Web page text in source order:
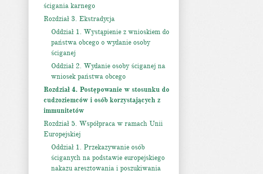
ścigania karnego
Rozdział 3. Ekstradycja
Oddział 1. Wystąpienie z wnioskiem do
państwa obcego o wydanie osoby
ściganej
Oddział 2. Wydanie osoby ściganej na
wniosek państwa obcego
Rozdział 4. Postępowanie w stosunku do
cudzoziemców i osób korzystających z
immunitetów
Rozdział 5. Współpraca w ramach Unii
Europejskiej
Oddział 1. Przekazywanie osób
ściganych na podstawie europejskiego
nakazu aresztowania i poszukiwania